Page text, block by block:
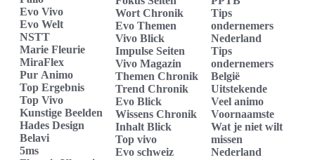
Evo Vivo
Evo Welt
NSTT
Marie Fleurie
MiraFlex
Pur Animo
Top Ergebnis
Top Vivo
Kunstige Beelden
Hades Design
Belavi
5ms
Wort Chronik
Evo Themen
Vivo Blick
Impulse Seiten
Vivo Magazin
Themen Chronik
Trend Chronik
Evo Blick
Wissens Chronik
Inhalt Blick
Top vivo
Evo schweiz
Tips
ondernemers
Nederland
Tips
ondernemers
België
Uitstekende
Veel animo
Voornaamste
Wat je niet wilt
missen
Nederland